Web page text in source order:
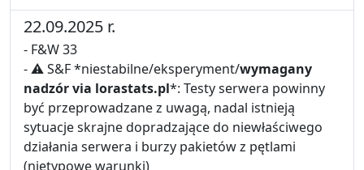
22.09.2025 r.
- F&W 33
- ⚠ S&F *niestabilne/eksperyment/wymagany
nadzór via lorastats.pl*: Testy serwera powinny
być przeprowadzane z uwagą, nadal istnieją
sytuacje skrajne dopradzające do niewłaściwego
działania serwera i burzy pakietów z pętlami
(nietypowe warunki)